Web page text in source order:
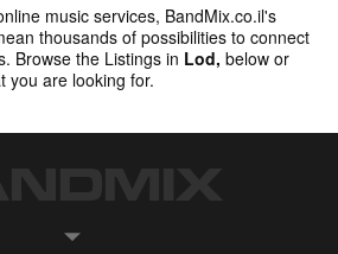
music services, BandMix.co.il's
thousands of possibilities to connect
Browse the Listings in Lod, below or
you are looking for.